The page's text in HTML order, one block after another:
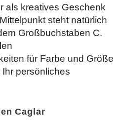
als kreatives Geschenk
steht natürlich
Großbuchstaben C.
für Farbe und Größe
persönliches
Caglar